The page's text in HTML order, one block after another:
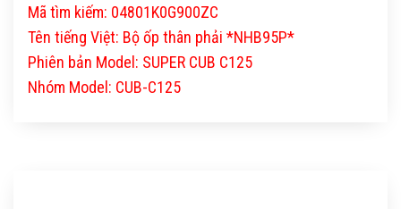
Mã tìm kiếm: 04801K0G900ZC
Tên tiếng Việt: Bộ ốp thân phải *NHB95P*
Phiên bản Model: SUPER CUB C125
Nhóm Model: CUB-C125